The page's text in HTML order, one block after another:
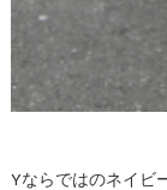
Yならではのネイビ